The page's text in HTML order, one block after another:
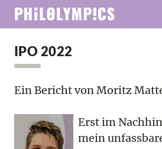
IPO 2022
Ein Bericht von Moritz
Erst im
mein